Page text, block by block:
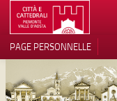
TERRITOIRE
ARCHITECTURE
PAGE PERSONNELLE